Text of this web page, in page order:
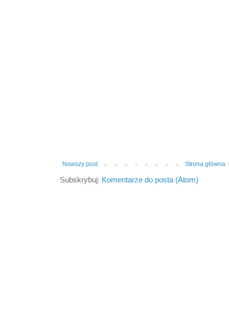
Nowszy post Strona główna
Subskrybuj: Komentarze do posta (Atom)